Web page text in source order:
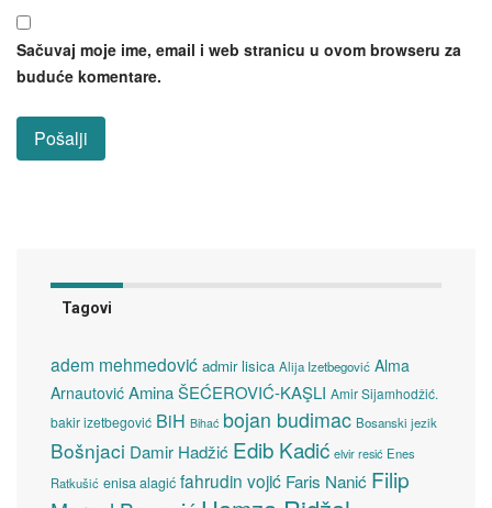
Sačuvaj moje ime, email i web stranicu u ovom browseru za
buduće komentare.
Tagovi
adem mehmedović admir lisica Alija Izetbegović Alma
Arnautović Amina ŠEĆEROVIĆ-KAŞLI Amir Sijamhodžić.
bakir izetbegović BiH Bihać bojan budimac Bosanski jezik
Bošnjaci Damir Hadžić Edib Kadić elvir resić Enes
Ratkušić enisa alagić fahrudin vojić Faris Nanić Filip